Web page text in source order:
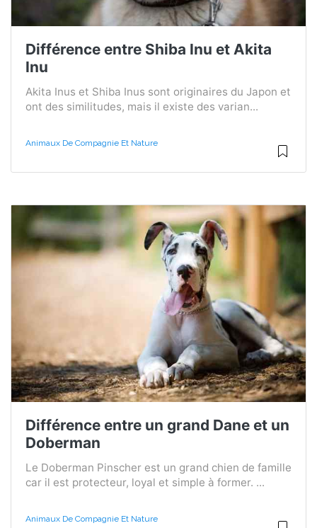
Différence entre Shiba Inu et Akita
Inu
Akita Inus et Shiba Inus sont originaires du Japon et
ont des similitudes, mais il existe des varian...
Animaux De Compagnie Et Nature
Différence entre un grand Dane et un
Doberman
Le Doberman Pinscher est un grand chien de famille
car il est protecteur, loyal et simple à former. ...
Animaux De Compagnie Et Nature